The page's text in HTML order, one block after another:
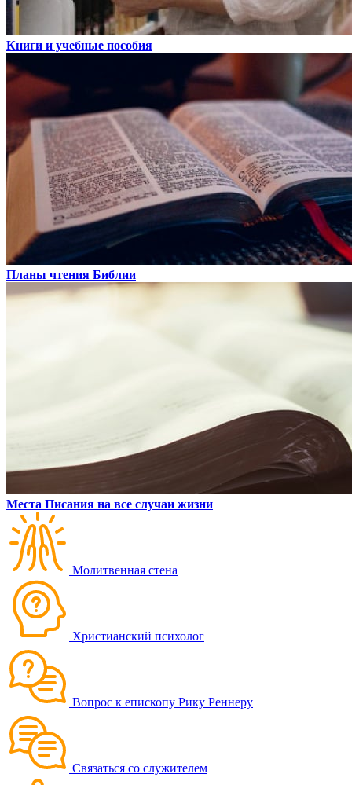
Книги и учебные пособия
Планы чтения Библии
Места Писания на все случаи жизни
Молитвенная стена
Христианский психолог
Вопрос к епископу Рику Реннеру
Связаться со служителем